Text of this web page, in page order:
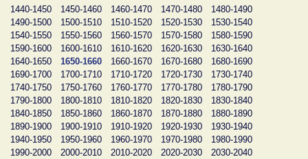
1440-1450
1450-1460 1460-1470 1470-1480
1480-1490
1490-1500
1500-1510 1510-1520 1520-1530
1530-1540
1540-1550
1550-1560 1560-1570 1570-1580
1580-1590
1590-1600
1600-1610 1610-1620 1620-1630
1630-1640
1640-1650
1650-1660 1660-1670 1670-1680
1680-1690
1690-1700
1700-1710 1710-1720 1720-1730
1730-1740
1740-1750
1750-1760 1760-1770 1770-1780
1780-1790
1790-1800
1800-1810 1810-1820 1820-1830
1830-1840
1840-1850
1850-1860 1860-1870 1870-1880
1880-1890
1890-1900
1900-1910 1910-1920 1920-1930
1930-1940
1940-1950
1950-1960 1960-1970 1970-1980
1980-1990
1990-2000
2000-2010 2010-2020 2020-2030
2030-2040